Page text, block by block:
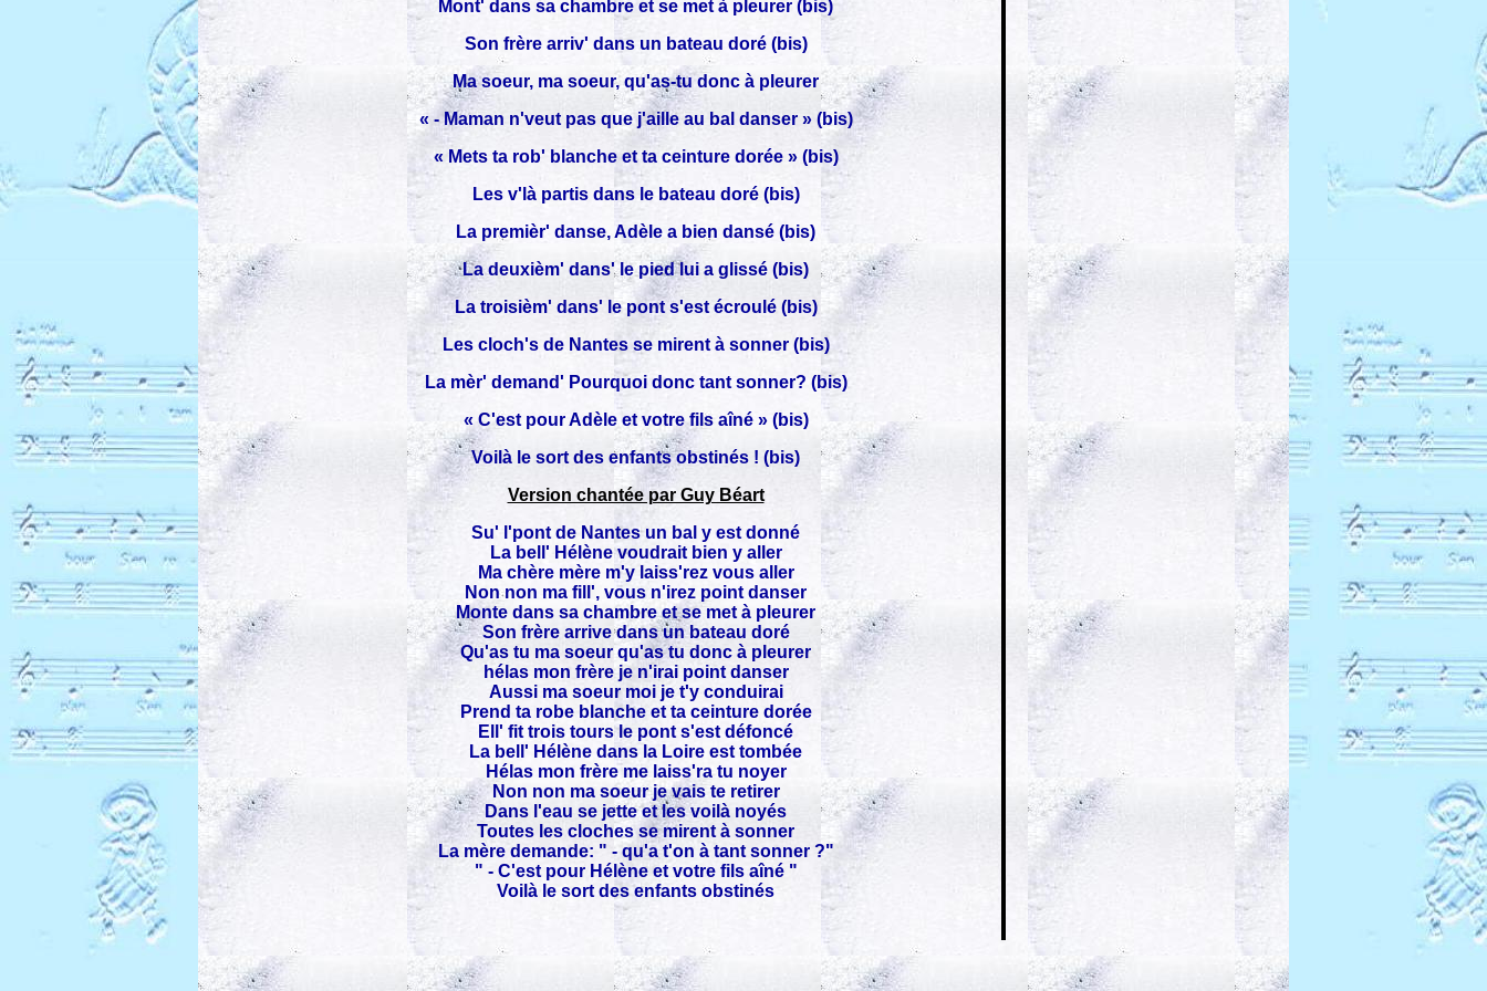
Mont' dans sa chambre et se met à pleurer (bis)
Son frère arriv' dans un bateau doré (bis)
Ma soeur, ma soeur, qu'as-tu donc à pleurer
« - Maman n'veut pas que j'aille au bal danser » (bis)
« Mets ta rob' blanche et ta ceinture dorée » (bis)
Les v'là partis dans le bateau doré (bis)
La premièr' danse, Adèle a bien dansé (bis)
La deuxièm' dans' le pied lui a glissé (bis)
La troisièm' dans' le pont s'est écroulé (bis)
Les cloch's de Nantes se mirent à sonner (bis)
La mèr' demand' Pourquoi donc tant sonner? (bis)
« C'est pour Adèle et votre fils aîné » (bis)
Voilà le sort des enfants obstinés ! (bis)
Version chantée par Guy Béart
Su' l'pont de Nantes un bal y est donné
La bell' Hélène voudrait bien y aller
Ma chère mère m'y laiss'rez vous aller
Non non ma fill', vous n'irez point danser
Monte dans sa chambre et se met à pleurer
Son frère arrive dans un bateau doré
Qu'as tu ma soeur qu'as tu donc à pleurer
hélas mon frère je n'irai point danser
Aussi ma soeur moi je t'y conduirai
Prend ta robe blanche et ta ceinture dorée
Ell' fit trois tours le pont s'est défoncé
La bell' Hélène dans la Loire est tombée
Hélas mon frère me laiss'ra tu noyer
Non non ma soeur je vais te retirer
Dans l'eau se jette et les voilà noyés
Toutes les cloches se mirent à sonner
La mère demande: " - qu'a t'on à tant sonner ?"
" - C'est pour Hélène et votre fils aîné "
Voilà le sort des enfants obstinés